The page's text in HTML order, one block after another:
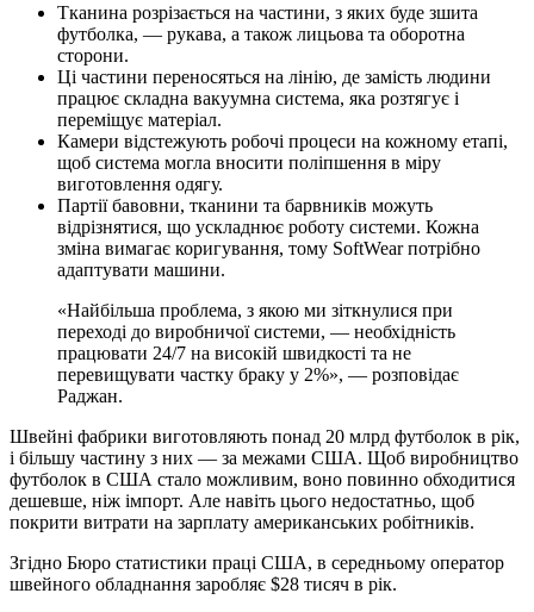
Тканина розрізається на частини, з яких буде зшита
футболка, — рукава, а також лицьова та оборотна
сторони.
Ці частини переносяться на лінію, де замість людини
працює складна вакуумна система, яка розтягує і
переміщує матеріал.
Камери відстежують робочі процеси на кожному етапі,
щоб система могла вносити поліпшення в міру
виготовлення одягу.
Партії бавовни, тканини та барвників можуть
відрізнятися, що ускладнює роботу системи. Кожна
зміна вимагає коригування, тому SoftWear потрібно
адаптувати машини.
«Найбільша проблема, з якою ми зіткнулися при
переході до виробничої системи, — необхідність
працювати 24/7 на високій швидкості та не
перевищувати частку браку у 2%», — розповідає
Раджан.
Швейні фабрики виготовляють понад 20 млрд футболок в рік,
і більшу частину з них — за межами США. Щоб виробництво
футболок в США стало можливим, воно повинно обходитися
дешевше, ніж імпорт. Але навіть цього недостатньо, щоб
покрити витрати на зарплату американських робітників.
Згідно Бюро статистики праці США, в середньому оператор
швейного обладнання заробляє $28 тисяч в рік.